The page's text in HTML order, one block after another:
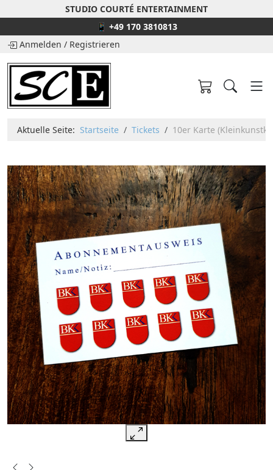
STUDIO COURTÉ ENTERTAINMENT
📱 +49 170 3810813
Anmelden / Registrieren
Aktuelle Seite: Startseite Tickets 10er Karte